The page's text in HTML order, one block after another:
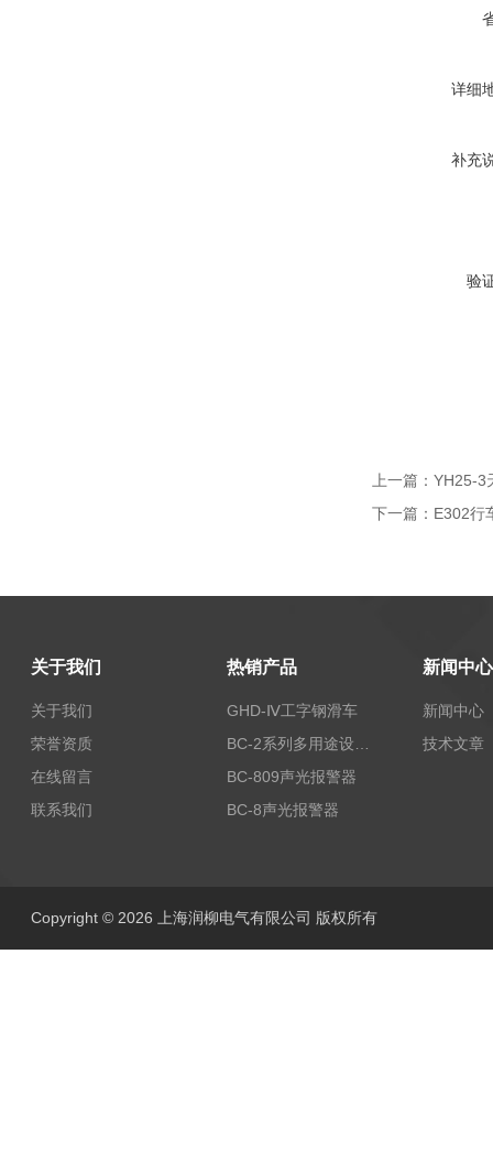
详细
补充
验
上一篇： YH25-3
下一篇： E302行
关于我们
关于我们
荣誉资质
在线留言
联系我们
热销产品
GHD-Ⅳ工字钢滑车
BC-809声光报警器
BC-8声光报警器
新闻中心
新闻中心
技术文章
Copyright © 2026 上海润柳电气有限公司 版权所有